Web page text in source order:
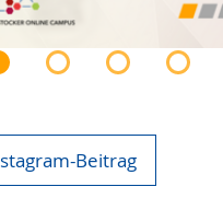
Beitrag